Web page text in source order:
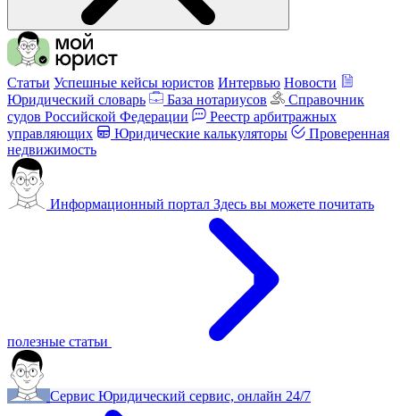
Статьи Успешные кейсы юристов Интервью Новости
Юридический словарь
База нотариусов
Справочник
судов Российской Федерации
Реестр арбитражных
управляющих
Юридические калькуляторы
Проверенная
недвижимость
Информационный портал Здесь вы можете почитать
полезные статьи
Сервис Юридический сервис, онлайн 24/7